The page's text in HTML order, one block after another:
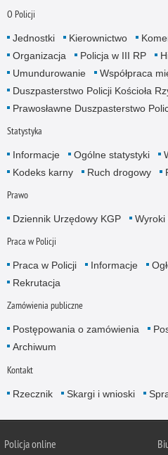
O Policji
Jednostki Kierownictwo
Organizacja
Policja w III RP
Umundurowanie
Współpraca
Duszpasterstwo Policji Kościoła
Prawosławne Duszpasterstwo
Statystyka
Informacje Ogólne statystyki
Kodeks karny
Ruch drogowy
Prawo
Dziennik Urzędowy KGP Wyroki
Praca w Policji
Praca w Policji Informacje
Rekrutacja
Zamówienia publiczne
Postępowania o zamówienia
Archiwum
Kontakt
Rzecznik Skargi i wnioski
Policjaonline